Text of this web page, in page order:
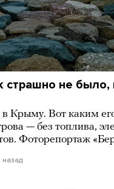
страшно не было,
в Крыму. Вот каким
— без топлива,
Фоторепортаж
назад